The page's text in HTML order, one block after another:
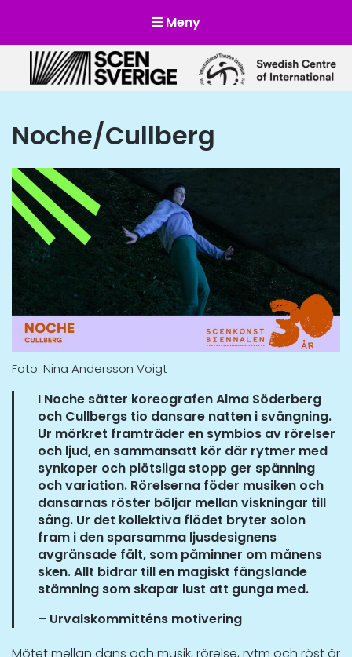
Meny
Scensverige
Mötesplats för svensk och internationell scenkonst
Noche/Cullberg
Foto: Nina Andersson Voigt
I Noche sätter koreografen Alma Söderberg
och Cullbergs tio dansare natten i svängning.
Ur mörkret framträder en symbios av rörelser
och ljud, en sammansatt kör där rytmer med
synkoper och plötsliga stopp ger spänning
och variation. Rörelserna föder musiken och
dansarnas röster böljar mellan viskningar till
sång. Ur det kollektiva flödet bryter solon
fram i den sparsamma ljusdesignens
avgränsade fält, som påminner om månens
sken. Allt bidrar till en magiskt fängslande
stämning som skapar lust att gunga med.
– Urvalskommitténs motivering